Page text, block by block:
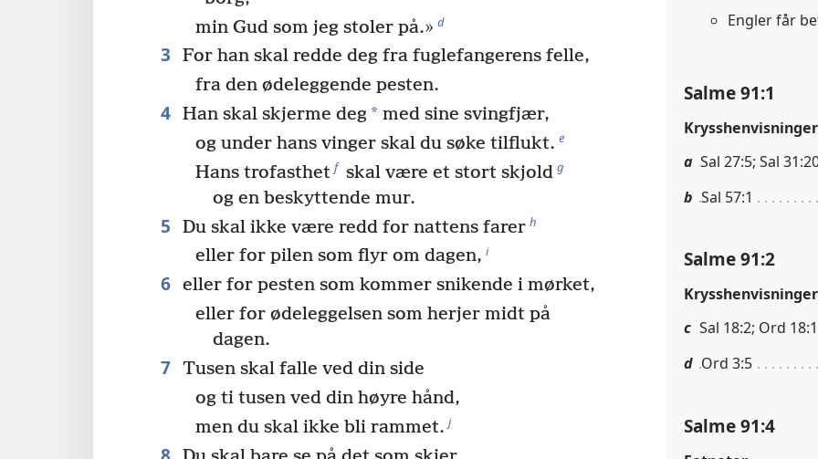
min Gud som jeg stoler på.» d
3
For han skal redde deg fra fuglefangerens felle,
fra den ødeleggende pesten.
4 Han skal skjerme deg*med sine svingfjær,
og under hans vinger skal du søke tilflukt. e
Hans trofasthet f skal være et stort skjold g
og en beskyttende mur.
5 Du skal ikke være redd for nattens farer h
eller for pilen som flyr om dagen, i
6 eller for pesten som kommer snikende i mørket,
eller for ødeleggelsen som herjer midt på
dagen.
7 Tusen skal falle ved din side
og ti tusen ved din høyre hånd,
men du skal ikke bli rammet. j
Engler får
Salme 91:1
Krysshenvisninger
a Sal 27:5; Sal
b Sal 57:1
Salme 91:2
Krysshenvisninger
c Sal 18:2; Ord
d Ord 3:5
Salme 91:4